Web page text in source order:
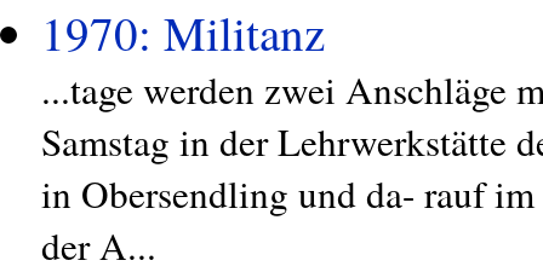
1970: Militanz
...tage werden zwei
Samstag in der Lehrwerkstätte
in Obersendling und da- rauf
der A...